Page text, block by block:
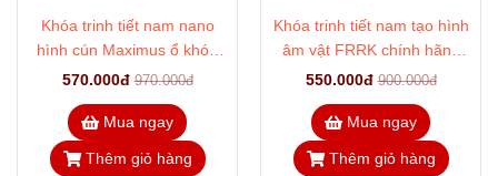
Khóa trinh tiết nam nano
hình cún Maximus ổ khóa
chìm siêu gọn
570.000đ 970.000đ
Mua ngay
Thêm giỏ hàng
Khóa trinh tiết nam tạo hình
âm vật FRRK chính hãng
cao cấp
550.000đ 900.000đ
Mua ngay
Thêm giỏ hàng